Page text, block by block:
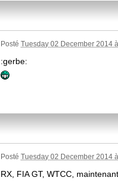
PostéTuesday 02 December 2014
:gerbe:
PostéTuesday 02 December 2014
RX, FIA GT, WTCC,